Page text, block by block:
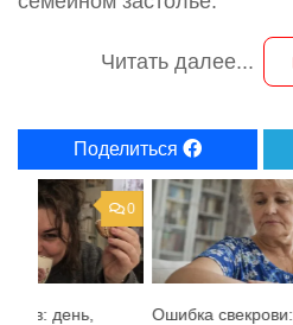
Читать далее...
Поделиться
Ошибка свекрови:
0
день,